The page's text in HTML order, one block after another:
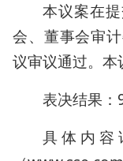
本议案在
会、董事会审
议审议通过。本
表决结果：
具体内容